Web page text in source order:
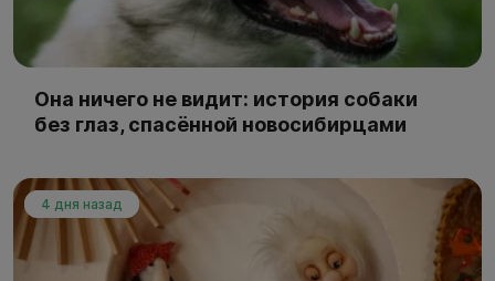
Она ничего не видит: история собаки
без глаз, спасённой новосибирцами
4 дня назад